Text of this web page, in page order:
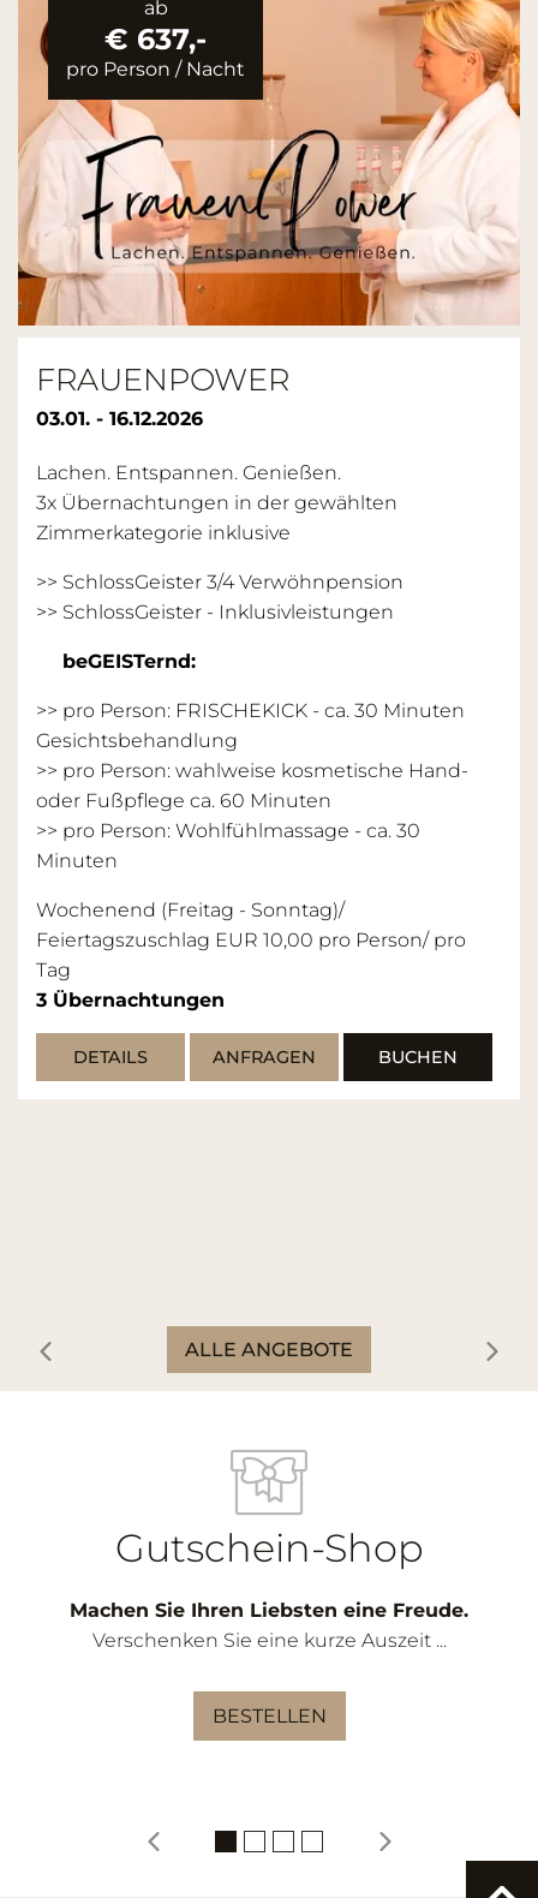
FRAUENPOWER
03.01. - 16.12.2026
Lachen. Entspannen. Genießen.
3x Übernachtungen in der gewählten
Zimmerkategorie inklusive
>> SchlossGeister 3/4 Verwöhnpension
>> SchlossGeister - Inklusivleistungen
beGEISTernd:
>> pro Person: FRISCHEKICK - ca. 30 Minuten
Gesichtsbehandlung
>> pro Person: wahlweise kosmetische Hand-
oder Fußpflege ca. 60 Minuten
>> pro Person: Wohlfühlmassage - ca. 30
Minuten
Wochenend (Freitag - Sonntag)/
Feiertagszuschlag EUR 10,00 pro Person/ pro
Tag
3 Übernachtungen
ab
€ 637,-
pro Person / Nacht
DETAILS ANFRAGEN BUCHEN
ALLE ANGEBOTE
Gutschein-Shop
Machen Sie Ihren Liebsten eine Freude.
Verschenken Sie eine kurze Auszeit ...
BESTELLEN